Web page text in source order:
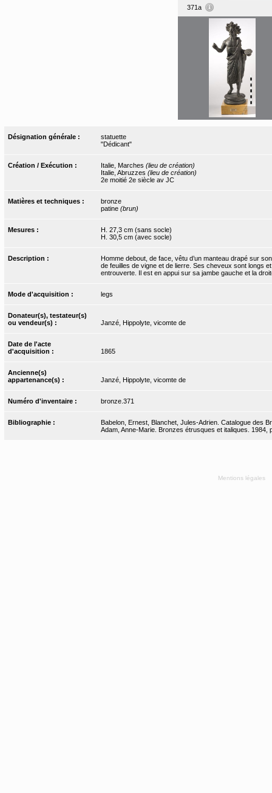
371a
Désignation générale :
statuette
"Dédicant"
Création / Exécution : Italie, Marches (lieu de création)
Italie, Abruzzes (lieu de création)
2e moitié 2e siècle av JC
Matières et techniques :
bronze
patine (brun)
Mesures :
H. 27,3 cm (sans socle)
H. 30,5 cm (avec socle)
Description :
Homme debout, de face, vêtu d’un manteau drapé sur
de feuilles de vigne et de lierre. Ses cheveux sont longs
entrouverte. Il est en appui sur sa jambe gauche et la
Mode d'acquisition : legs
Donateur(s), testateur(s)
ou vendeur(s) :
Janzé, Hippolyte, vicomte de
Date de l'acte
d'acquisition :
1865
Ancienne(s)
appartenance(s) :
Janzé, Hippolyte, vicomte de
Numéro d'inventaire : bronze.371
Bibliographie :
Babelon, Ernest, Blanchet, Jules-Adrien. Catalogue des
Adam, Anne-Marie. Bronzes étrusques et italiques. 1984,
Mentions légales